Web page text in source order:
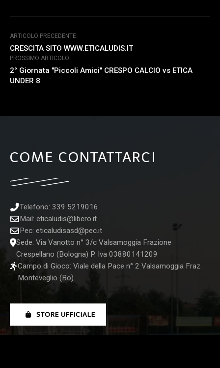
ARTICOLO PRECEDENTE
CRESCITA SITO WWW.ETICALUDIS.IT
PROSSIMO ARTICOLO
2° Giornata "Piccoli Amici" CRESPO CALCIO vs ETICA
UNDER 8
COME CONTATTARCI
Telefono: 339 5219016
Mail: eticaludis@libero.it
Pec: eticaludisasd@pec.it
Sede: Via Vanotto n° 3/c Valsamoggia Frazione
Crespellano (Bologna) P. Iva 03880141209
Campo di Gioco: Viale della Pace n° 2 Valsamoggia Fraz.
Monteveglio (Bo)
STORE UFFICIALE